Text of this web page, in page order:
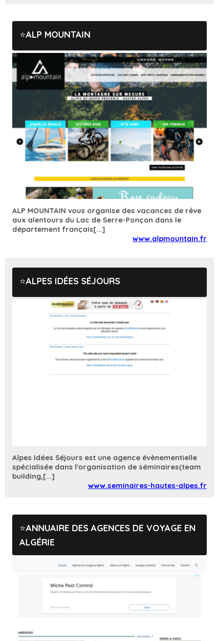
ALP MOUNTAIN
ALP MOUNTAIN vous organise des vacances de rêve
aux alentours du Lac de Serre-Ponçon dans le
département français[...]
www.alpmountain.fr
ALPES IDÉES SÉJOURS
Alpes Idées Séjours est une agence évènementielle
spécialisée dans l'organisation de séminaires(team
building,[...]
www.seminaires-hautes-alpes.fr
ANNUAIRE DES AGENCES DE VOYAGE EN
ALGÉRIE